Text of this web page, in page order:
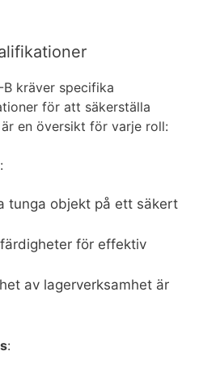
kräver specifika
för att säkerställa
en översikt för varje roll:
:
tunga objekt på ett säkert
för effektiv
av lagerverksamhet är
: